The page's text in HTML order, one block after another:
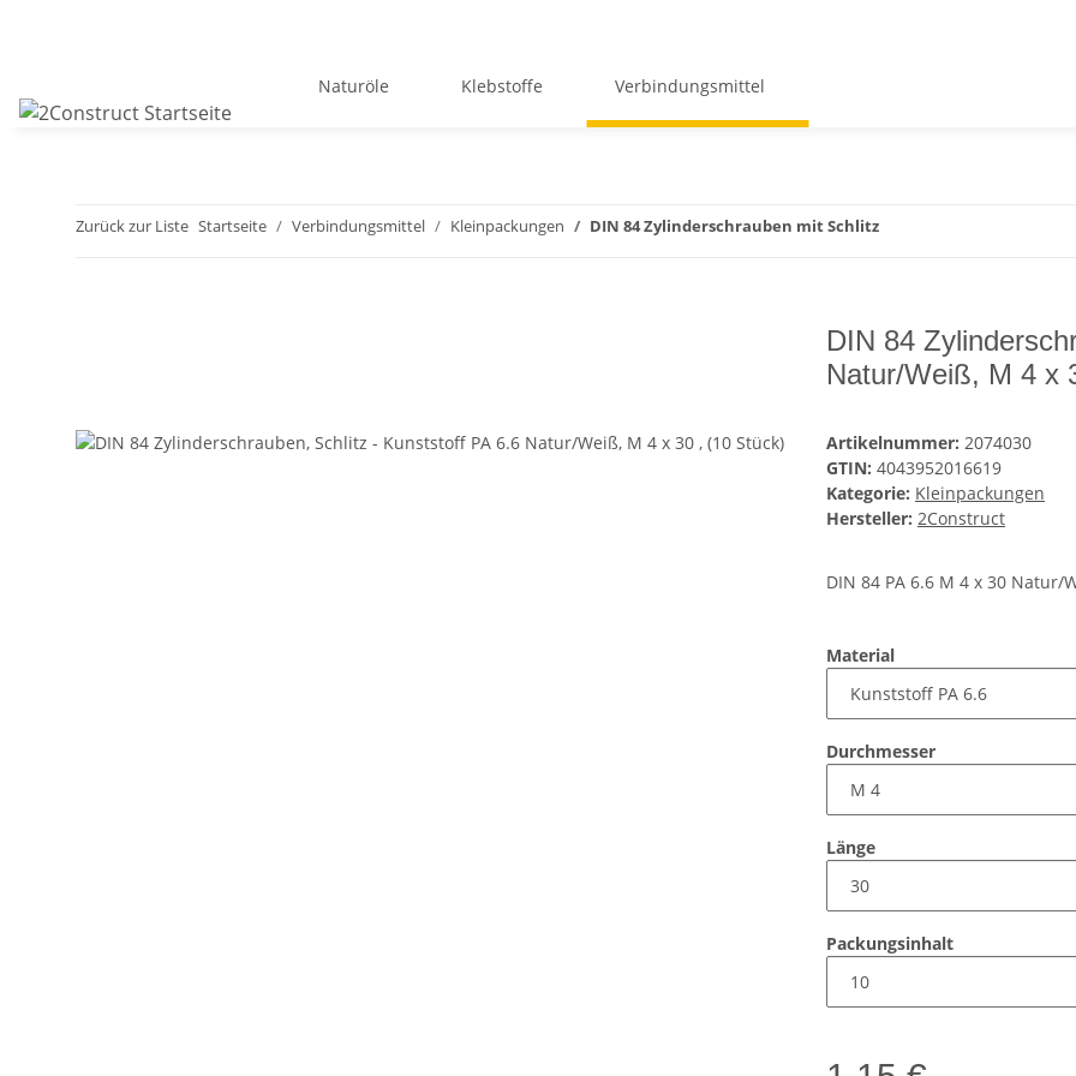
Naturöle Klebstoffe Verbindungsmittel
Zurück zur Liste Startseite Verbindungsmittel Kleinpackungen DIN 84 Zylinderschrauben mit Schlitz
DIN 84
Natur/Weiß, M 4 x
Artikelnummer: 2074030
GTIN: 4043952016619
Kategorie: Kleinpackungen
Hersteller: 2Construct
DIN 84 PA 6.6 M 4 x 30 Natur/
Material
Durchmesser
Länge
Packungsinhalt